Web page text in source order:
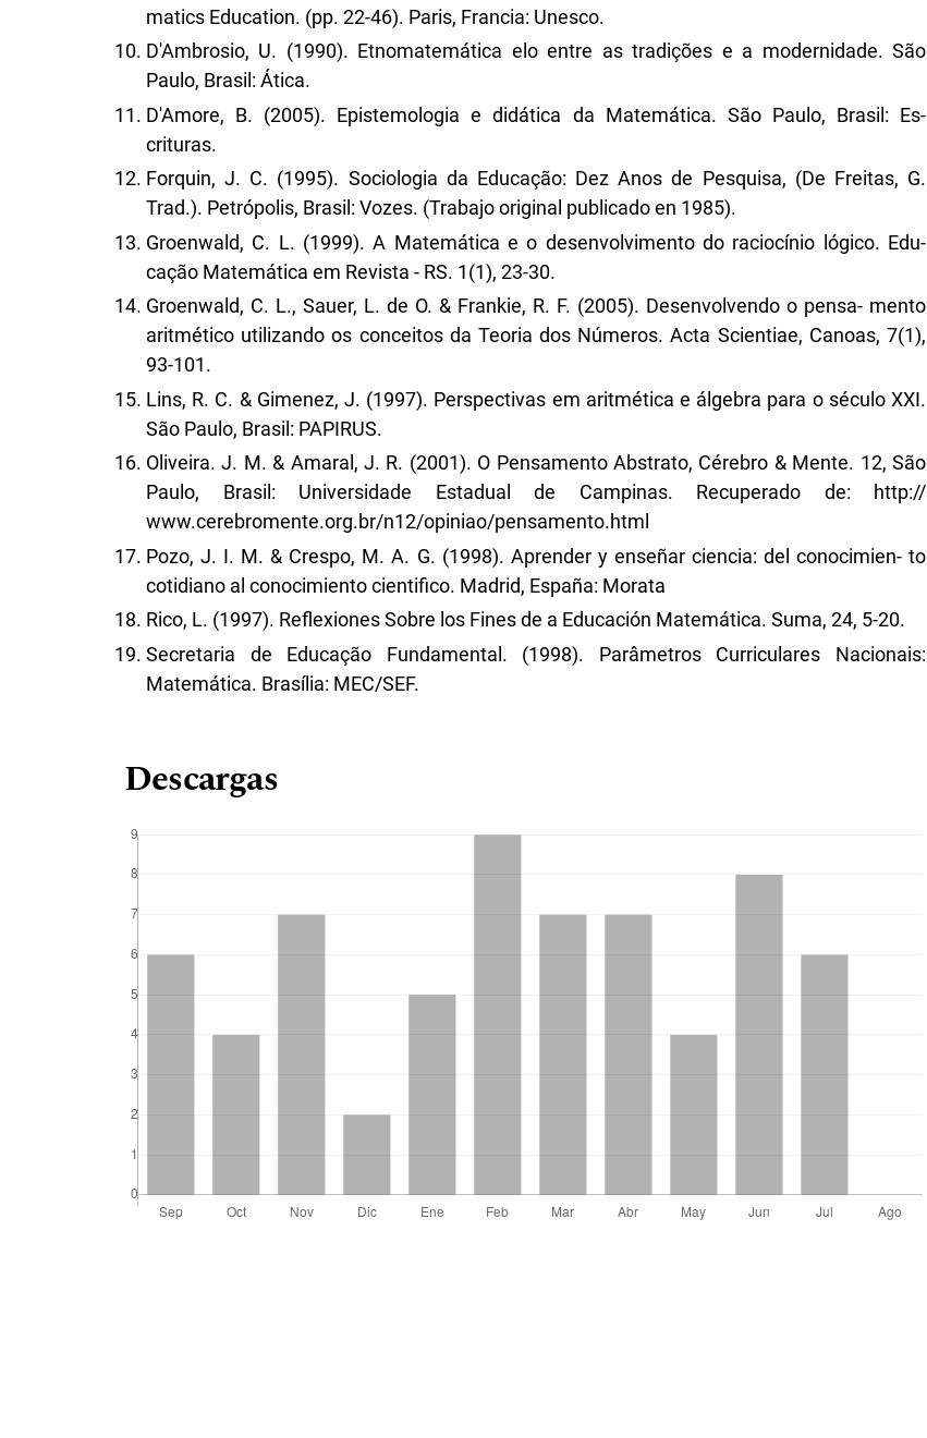
matics Education. (pp. 22-46). Paris, Francia: Unesco.
D'Ambrosio, U. (1990). Etnomatemática elo entre as tradições e a modernidade. São
Paulo, Brasil: Ática.
D'Amore, B. (2005). Epistemologia e didática da Matemática. São Paulo, Brasil: Es-
crituras.
Forquin, J. C. (1995). Sociologia da Educação: Dez Anos de Pesquisa, (De Freitas, G.
Trad.). Petrópolis, Brasil: Vozes. (Trabajo original publicado en 1985).
Groenwald, C. L. (1999). A Matemática e o desenvolvimento do raciocínio lógico. Edu-
cação Matemática em Revista - RS. 1(1), 23-30.
Groenwald, C. L., Sauer, L. de O. & Frankie, R. F. (2005). Desenvolvendo o pensa- mento
aritmético utilizando os conceitos da Teoria dos Números. Acta Scientiae, Canoas, 7(1),
93-101.
Lins, R. C. & Gimenez, J. (1997). Perspectivas em aritmética e álgebra para o século XXI.
São Paulo, Brasil: PAPIRUS.
Oliveira. J. M. & Amaral, J. R. (2001). O Pensamento Abstrato, Cérebro & Mente. 12, São
Paulo, Brasil: Universidade Estadual de Campinas. Recuperado de: http://
www.cerebromente.org.br/n12/opiniao/pensamento.html
Pozo, J. I. M. & Crespo, M. A. G. (1998). Aprender y enseñar ciencia: del conocimien- to
cotidiano al conocimiento cientifico. Madrid, España: Morata
Rico, L. (1997). Reflexiones Sobre los Fines de a Educación Matemática. Suma, 24, 5-20.
Secretaria de Educação Fundamental. (1998). Parâmetros Curriculares Nacionais:
Matemática. Brasília: MEC/SEF.
Descargas